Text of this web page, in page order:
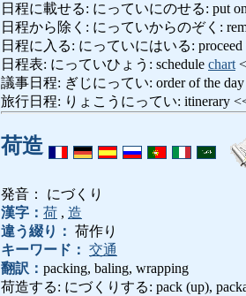
日程に載せる: にっていにのせる: put on
日程から除く: にっていからのぞく:
日程に入る: にっていにはいる: proceed
日程表: にっていひょう: schedule chart
議事日程: ぎじにってい: order of the
旅行日程: りょこうにってい: itinerary
荷造
発音： にづくり
漢字： 荷 , 造
違う綴り： 荷作り
キーワード： 交通
翻訳： packing, baling, wrapping
荷造する: にづくりする: pack (up),